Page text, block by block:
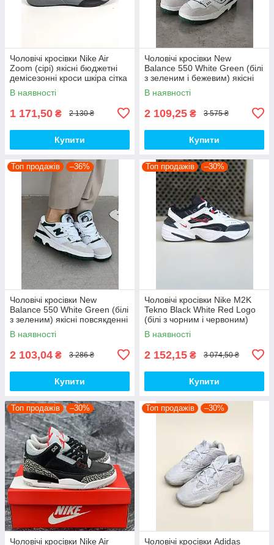
Чоловічі кросівки Nike Air
Zoom (сірі) якісні бюджетні
демісезонні кроси шкіра сітка
D426 топ
В наявності
1 171,50 ₴ 2 130 ₴
Купити
Чоловічі кросівки New
Balance 550 White Green (білі
з зеленим і бежевим) якісні
модні кроси NB020 топ
В наявності
2 109,25 ₴ 3 575 ₴
Купити
Топ продажів –36%
Чоловічі кросівки New
Balance 550 White Green (білі
з зеленим) якісні повсякденні
кроси NB020 top
В наявності
2 103,04 ₴ 3 286 ₴
Купити
Топ продажів –30%
Чоловічі кросівки Nike M2K
Tekno Black White Red Logo
(білі з чорним і червоним)
спортивні демі кроси PD7430
топ
В наявності
2 152,15 ₴ 3 074,50 ₴
Купити
Топ продажів –30%
Чоловічі кросівки Nike Air
Топ продажів –30%
Чоловічі кросівки Adidas